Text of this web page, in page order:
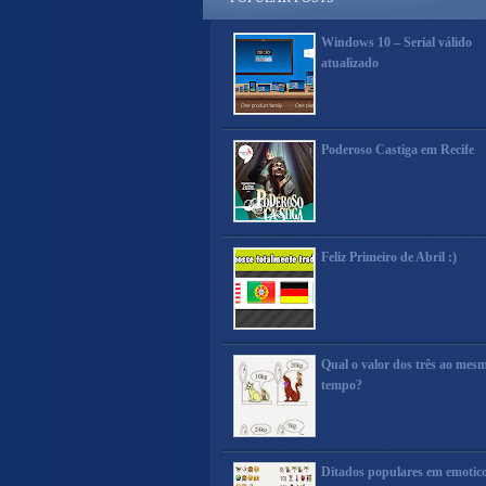
Windows 10 – Serial válido
atualizado
Poderoso Castiga em Recife
Feliz Primeiro de Abril :)
Qual o valor dos três ao
tempo?
Ditados populares em